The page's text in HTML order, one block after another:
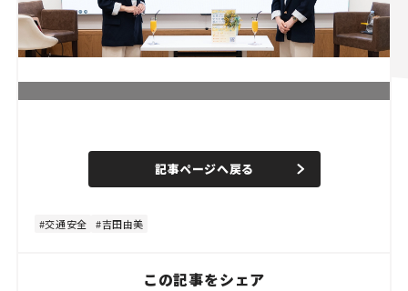
n
e
d
%
記事ページへ戻る
交通安全 吉田由美
この記事をシェア